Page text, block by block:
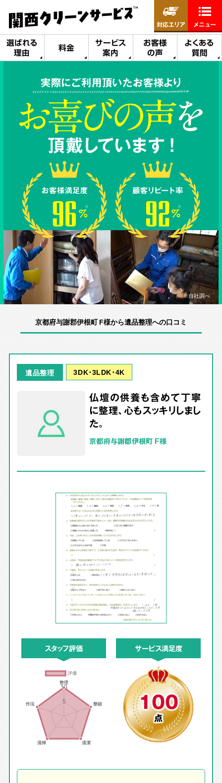
選ばれる
理由
料金
サービス
案内
お客様
の声
よくある
質問
対応エリア メニュー
実際にご利用頂いたお客様より
※自社調べ
京都府与謝郡伊根町 F様から遺品整理への口コミ
遺品整理 3DK･3LDK･4K
仏壇の供養も含めて丁寧
に整理、心もスッキリしまし
た。
京都府与謝郡伊根町 F様
スタッフ評価 サービス満足度
100
点